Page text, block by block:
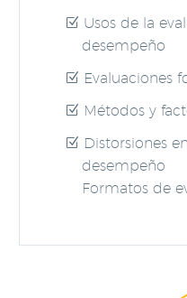
Usos de la
desempeño
Evaluaciones
Métodos y
Distorsiones
desempeño
Formatos de